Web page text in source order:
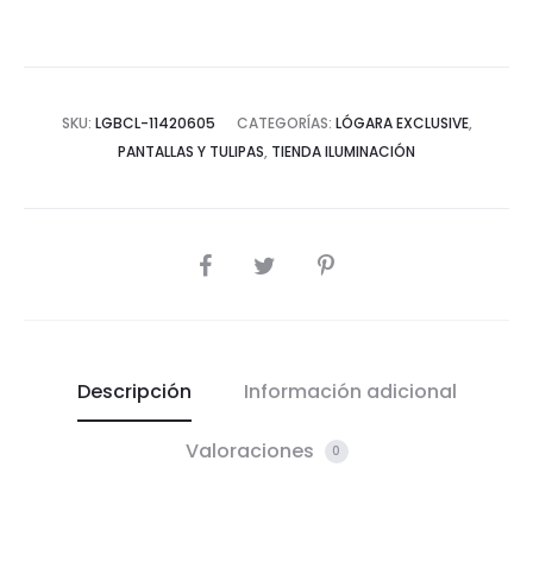
SKU: LGBCL-11420605 CATEGORÍAS: LÓGARA EXCLUSIVE,
PANTALLAS Y TULIPAS, TIENDA ILUMINACIÓN
COMPARTIR
Descripción Información adicional
Valoraciones 0